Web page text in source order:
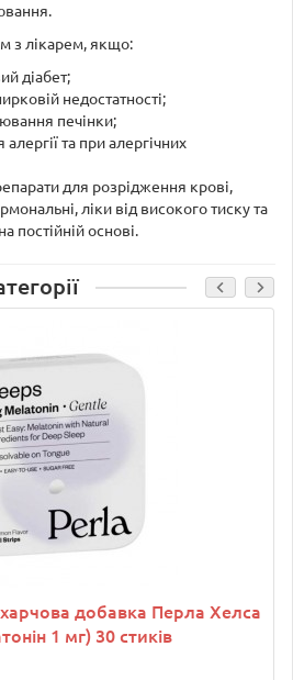
з лікарем, якщо:
діабет;
недостатності;
печінки;
алергії та при алергічних
для розрідження крові,
ліки від високого тиску та
постійній основі.
харчова добавка Перла Хелса
1 мг) 30 стиків